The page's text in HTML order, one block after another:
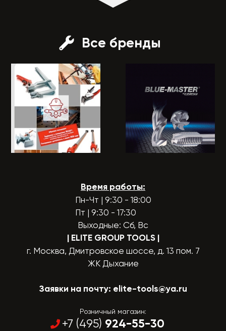
Все бренды
Время работы:
Пн-Чт | 9:30 - 18:00
Пт | 9:30 - 17:30
Выходные: Сб, Вс
| ELITE GROUP TOOLS |
г. Москва, Дмитровское шоссе, д. 13 пом. 7
ЖК Дыхание
Заявки на почту: elite-tools@ya.ru
Розничный магазин:
+7 (495) 924-55-30